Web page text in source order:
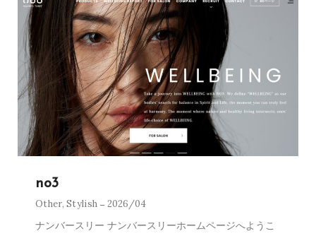
no3
Other,Stylish 2026/04
ナンバースリー ナンバースリーホームページへようこ